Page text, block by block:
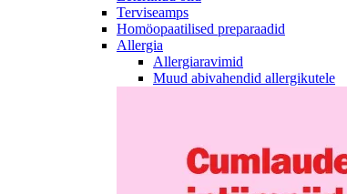
Terviseamps
Homöopaatilised preparaadid
Allergia
Allergiaravimid
Muud abivahendid allergikutele